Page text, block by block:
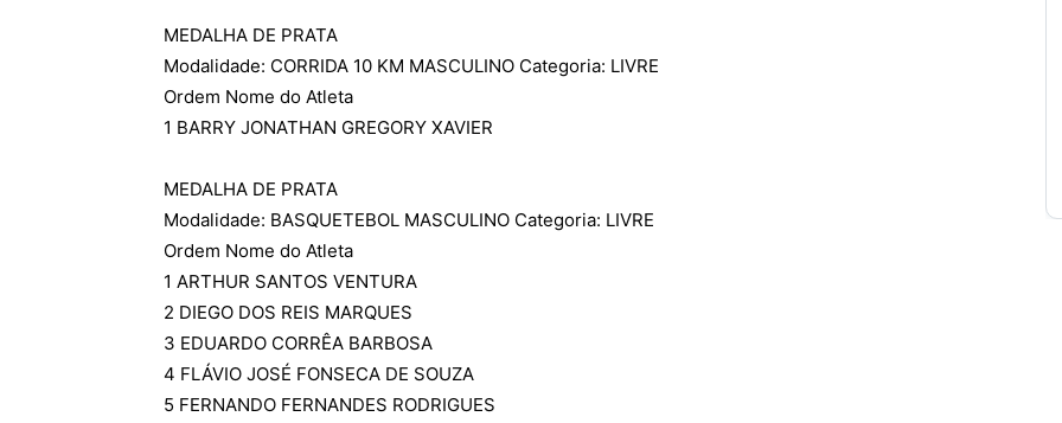
MEDALHA DE PRATA
Modalidade: CORRIDA 10 KM MASCULINO Categoria: LIVRE
Ordem Nome do Atleta
1 BARRY JONATHAN GREGORY XAVIER
MEDALHA DE PRATA
Modalidade: BASQUETEBOL MASCULINO Categoria: LIVRE
Ordem Nome do Atleta
1 ARTHUR SANTOS VENTURA
2 DIEGO DOS REIS MARQUES
3 EDUARDO CORRÊA BARBOSA
4 FLÁVIO JOSÉ FONSECA DE SOUZA
5 FERNANDO FERNANDES RODRIGUES